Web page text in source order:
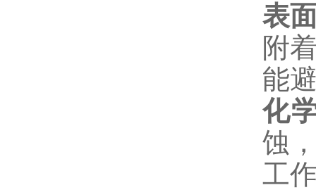
表
附
能
化
蚀
工